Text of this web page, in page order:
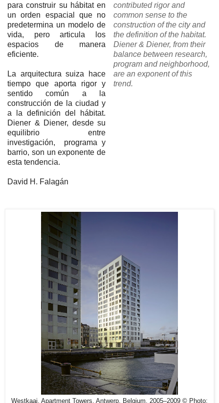
para construir su hábitat en
un orden espacial que no
predetermina un modelo de
vida, pero articula los
espacios de manera
eficiente.
La arquitectura suiza hace
tiempo que aporta rigor y
sentido común a la
construcción de la ciudad y
a la definición del hábitat.
Diener & Diener, desde su
equilibrio entre
investigación, programa y
barrio, son un exponente de
esta tendencia.
David H. Falagán
contributed rigor and
common sense to the
construction of the city and
the definition of the habitat.
Diener & Diener, from their
balance between research,
program and neighborhood,
are an exponent of this
trend.
Westkaai, Apartment Towers, Antwerp, Belgium, 2005–2009 © Photo: